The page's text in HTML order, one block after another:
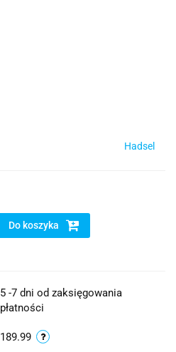
Hadsel
Do koszyka
5 -7 dni od zaksięgowania
płatności
189.99